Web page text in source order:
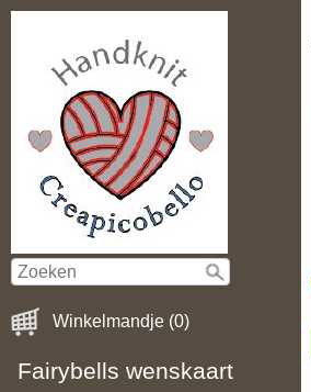
Winkelmandje (0)
Fairybells wenskaart